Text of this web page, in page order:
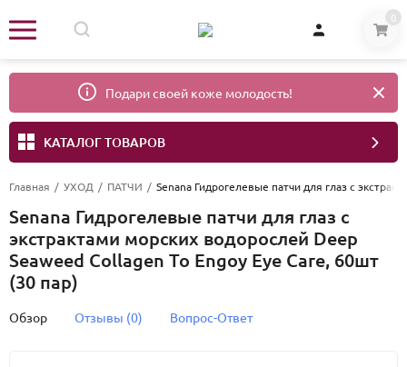
0
Подари своей коже молодость!
КАТАЛОГ ТОВАРОВ
Главная / УХОД / ПАТЧИ / Senana Гидрогелевые патчи для глаз с
Senana Гидрогелевые патчи для глаз с
экстрактами морских водорослей Deep
Seaweed Collagen To Engoy Eye Care, 60шт
(30 пар)
Обзор Отзывы (0) Вопрос-Ответ